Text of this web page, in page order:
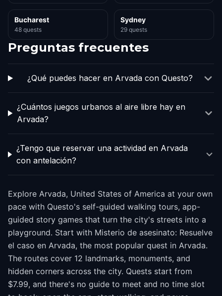
Bucharest
48 quests
Sydney
29 quests
Preguntas frecuentes
¿Qué puedes hacer en Arvada con Questo?
¿Cuántos juegos urbanos al aire libre hay en
Arvada?
¿Tengo que reservar una actividad en Arvada
con antelación?
Explore Arvada, United States of America at your own
pace with Questo's self-guided walking tours, app-
guided story games that turn the city's streets into a
playground. Start with Misterio de asesinato: Resuelve
el caso en Arvada, the most popular quest in Arvada.
The routes cover 12 landmarks, monuments, and
hidden corners across the city. Quests start from
$7.99, and there's no guide to meet and no time slot